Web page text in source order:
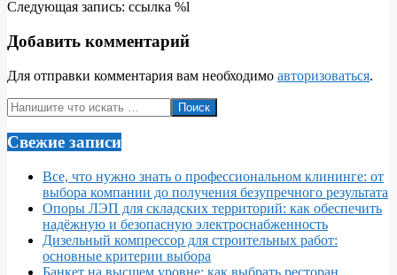
04-
Следующая запись: ссылка %l
Добавить комментарий
Для отправки комментария вам необходимо авторизоваться.
Поиск
Свежие записи
Все, что нужно знать о профессиональном клининге: от
выбора компании до получения безупречного результата
Опоры ЛЭП для складских территорий: как обеспечить
надёжную и безопасную электроснабженность
Дизельный компрессор для строительных работ:
основные критерии выбора
Банкет на высшем уровне: как выбрать ресторан,